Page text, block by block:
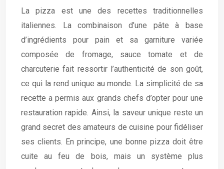
La pizza est une des recettes traditionnelles
italiennes. La combinaison d’une pâte à base
d’ingrédients pour pain et sa garniture variée
composée de fromage, sauce tomate et de
charcuterie fait ressortir l’authenticité de son goût,
ce qui la rend unique au monde. La simplicité de sa
recette a permis aux grands chefs d’opter pour une
restauration rapide. Ainsi, la saveur unique reste un
grand secret des amateurs de cuisine pour fidéliser
ses clients. En principe, une bonne pizza doit être
cuite au feu de bois, mais un système plus